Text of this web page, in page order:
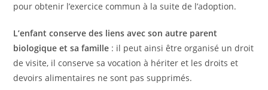
pour obtenir l’exercice commun à la suite de l’adoption.
L’enfant conserve des liens avec son autre parent
biologique et sa famille : il peut ainsi être organisé un droit
de visite, il conserve sa vocation à hériter et les droits et
devoirs alimentaires ne sont pas supprimés.